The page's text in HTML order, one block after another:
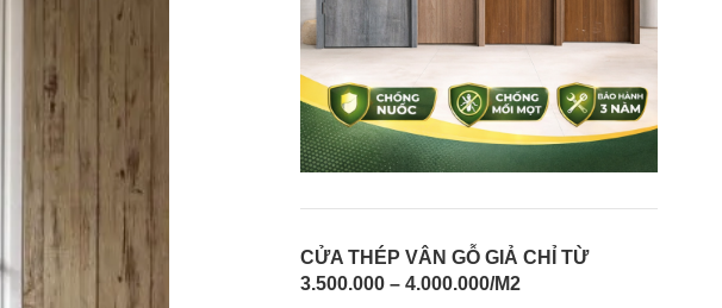
CỬA THÉP VÂN GỖ GIẢ CHỈ TỪ
3.500.000 – 4.000.000/M2